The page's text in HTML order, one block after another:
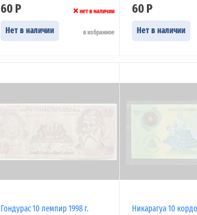
60 Р нет в наличии
Нет в наличии в избранное
60 Р
Нет в наличии
Гондурас 10 лемпир 1998 г. Никарагуа 10